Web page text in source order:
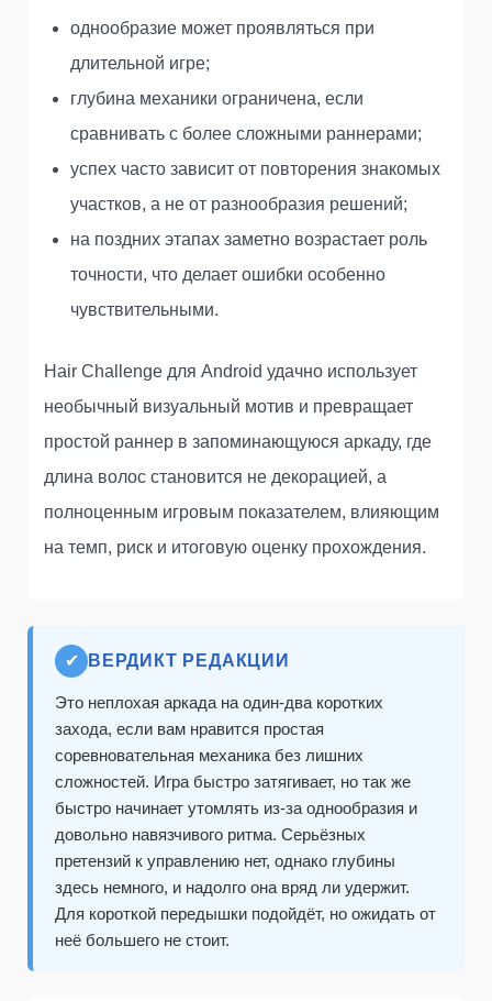
однообразие может проявляться при
длительной игре;
глубина механики ограничена, если
сравнивать с более сложными раннерами;
успех часто зависит от повторения знакомых
участков, а не от разнообразия решений;
на поздних этапах заметно возрастает роль
точности, что делает ошибки особенно
чувствительными.
Hair Challenge для Android удачно использует
необычный визуальный мотив и превращает
простой раннер в запоминающуюся аркаду, где
длина волос становится не декорацией, а
полноценным игровым показателем, влияющим
на темп, риск и итоговую оценку прохождения.
✔ ВЕРДИКТ РЕДАКЦИИ
Это неплохая аркада на один-два коротких
захода, если вам нравится простая
соревновательная механика без лишних
сложностей. Игра быстро затягивает, но так же
быстро начинает утомлять из-за однообразия и
довольно навязчивого ритма. Серьёзных
претензий к управлению нет, однако глубины
здесь немного, и надолго она вряд ли удержит.
Для короткой передышки подойдёт, но ожидать от
неё большего не стоит.